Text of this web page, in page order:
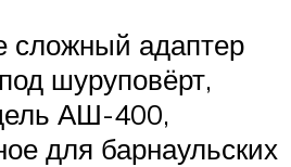
сложный адаптер
шуруповёрт,
АШ-400,
для барнаульских